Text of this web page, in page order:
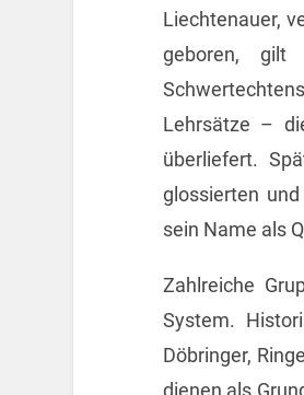
Liechtenauer,
geboren, gilt
Lehrsätze –
überliefert.
glossierten
sein Name als
Zahlreiche
System.
Döbringer,